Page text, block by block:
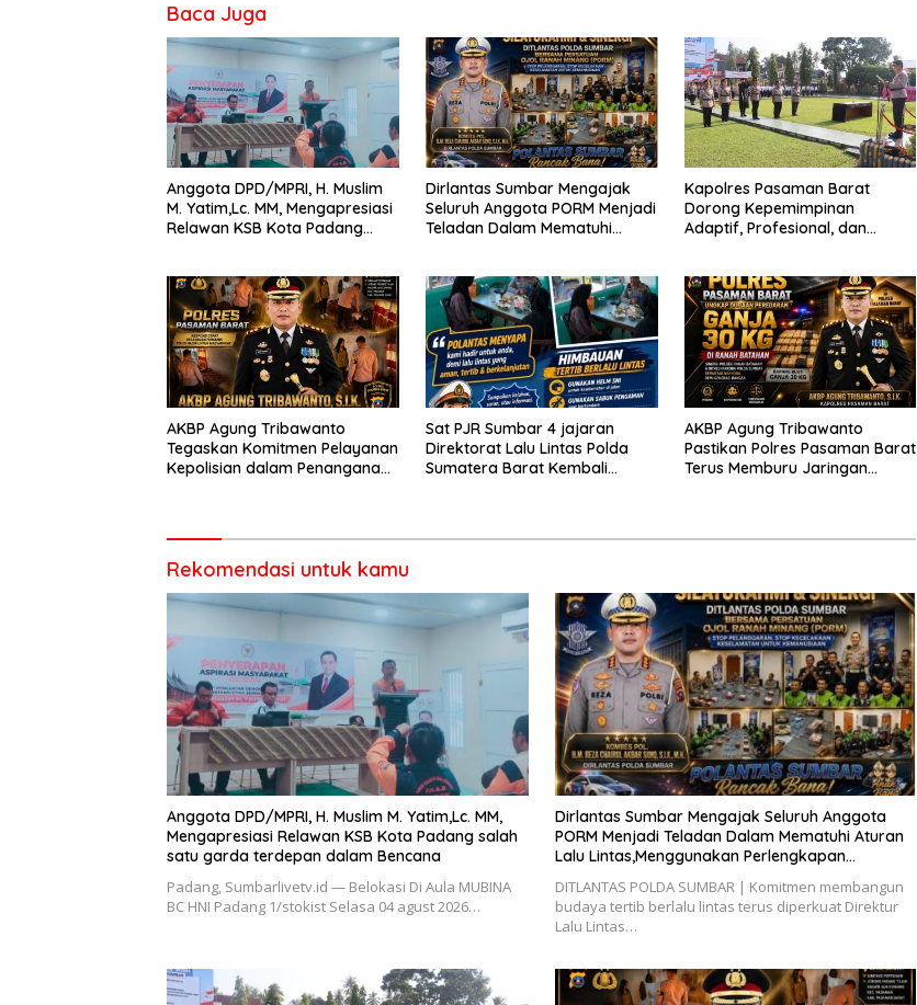
Baca Juga
Anggota DPD/MPRI, H. Muslim
M. Yatim,Lc. MM, Mengapresiasi
Relawan KSB Kota Padang
Dirlantas Sumbar Mengajak
Seluruh Anggota PORM Menjadi
Teladan Dalam Mematuhi
Perlengkapan Keselamatan
Berkendara
Kapolres Pasaman Barat
Dorong Kepemimpinan
Adaptif, Profesional, dan
AKBP Agung Tribawanto
Tegaskan Komitmen Pelayanan
Kepolisian dalam Penanganan
Sat PJR Sumbar 4 jajaran
Direktorat Lalu Lintas Polda
Sumatera Barat Kembali
AKBP Agung Tribawanto
Pastikan Polres Pasaman Barat
Terus Memburu Jaringan
Rekomendasi untuk kamu
Anggota DPD/MPRI, H. Muslim M. Yatim,Lc. MM,
Mengapresiasi Relawan KSB Kota Padang salah
satu garda terdepan dalam Bencana
Padang, Sumbarlivetv.id — Belokasi Di Aula MUBINA
BC HNI Padang 1/stokist Selasa 04 agust 2026…
Dirlantas Sumbar Mengajak Seluruh Anggota
PORM Menjadi Teladan Dalam Mematuhi Aturan
Lalu Lintas,Menggunakan Perlengkapan
DITLANTAS POLDA SUMBAR | Komitmen membangun
budaya tertib berlalu lintas terus diperkuat Direktur
Lalu Lintas…